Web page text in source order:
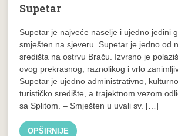
Supetar
Supetar je najveće naselje i ujedno jedini
smješten na sjeveru. Supetar je jedno od
središta na ostrvu Braču. Izvrsno je
ovog prekrasnog, raznolikog i vrlo
Supetar je ujedno administrativno,
turističko središte, a trajektnom vezom
sa Splitom. – Smješten u uvali sv. […]
OPŠIRNIJE